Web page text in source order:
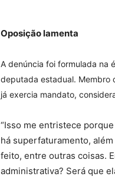
Oposição lamenta
A denúncia foi formulada na
deputada estadual. Membro
já exercia mandato,
“Isso me entristece
há superfaturamento,
feito, entre outras coisas.
administrativa? Será que